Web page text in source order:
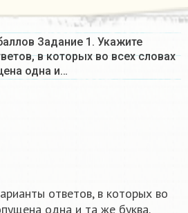
Задание 1. Укажите
в которых во всех словах
одна и…
ответов, в которых во
одна и та же буква.